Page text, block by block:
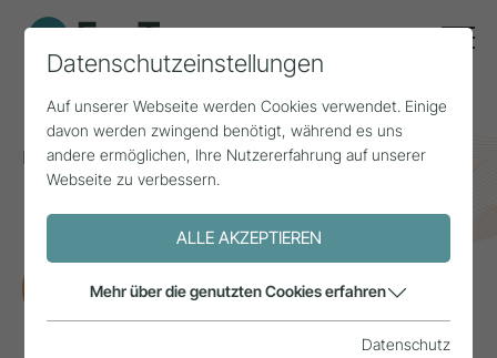
Home Themen
Klimawandel
Nudging von Gästen zur Reduktion von
Energieverbrauch
FORSCHUNG
Datenschutzeinstellungen
Auf unserer Webseite werden Cookies verwendet. Einige
davon werden zwingend benötigt, während es uns
andere ermöglichen, Ihre Nutzererfahrung auf unserer
Webseite zu verbessern.
ALLE AKZEPTIEREN
Mehr über die genutzten Cookies erfahren
Datenschutz